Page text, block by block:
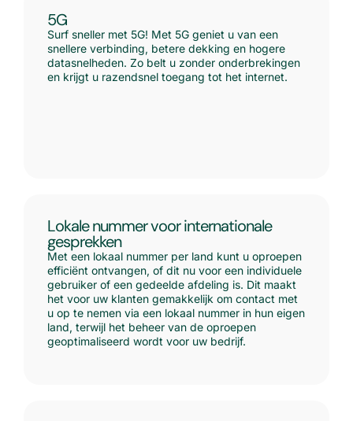
5G
Surf sneller met 5G! Met 5G geniet u van een
snellere verbinding, betere dekking en hogere
datasnelheden. Zo belt u zonder onderbrekingen
en krijgt u razendsnel toegang tot het internet.
Lokale nummer voor internationale
gesprekken
Met een lokaal nummer per land kunt u oproepen
efficiënt ontvangen, of dit nu voor een individuele
gebruiker of een gedeelde afdeling is. Dit maakt
het voor uw klanten gemakkelijk om contact met
u op te nemen via een lokaal nummer in hun eigen
land, terwijl het beheer van de oproepen
geoptimaliseerd wordt voor uw bedrijf.